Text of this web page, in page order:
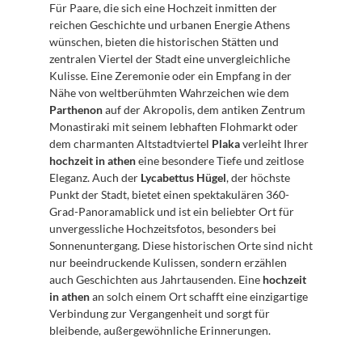
Für Paare, die sich eine Hochzeit inmitten der
reichen Geschichte und urbanen Energie Athens
wünschen, bieten die historischen Stätten und
zentralen Viertel der Stadt eine unvergleichliche
Kulisse. Eine Zeremonie oder ein Empfang in der
Parthenon auf der Akropolis, dem antiken Zentrum
Monastiraki mit seinem lebhaften Flohmarkt oder
dem charmanten Altstadtviertel Plaka
hochzeit in athen eine besondere Tiefe und zeitlose
Eleganz. Auch der Lycabettus Hügel, der höchste
Punkt der Stadt, bietet einen spektakulären 360-
Grad-Panoramablick und ist ein beliebter Ort für
unvergessliche Hochzeitsfotos, besonders bei
Sonnenuntergang. Diese historischen Orte sind nicht
nur beeindruckende Kulissen, sondern erzählen
auch Geschichten aus Jahrtausenden. Eine hochzeit
in athen an solch einem Ort schafft eine einzigartige
Verbindung zur Vergangenheit und sorgt für
bleibende, außergewöhnliche Erinnerungen.